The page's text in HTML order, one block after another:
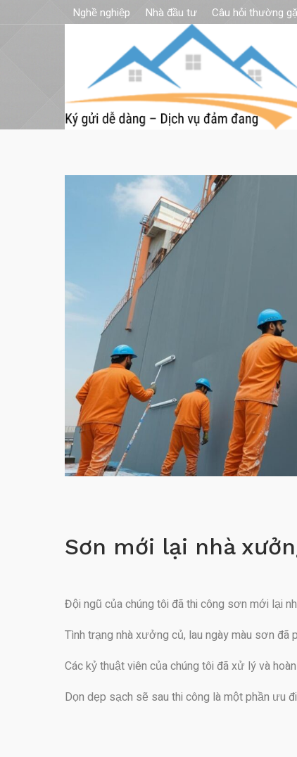
Nghề nghiệp Nhà đầu tư Câu hỏi thường
Sơn mới lại nhà
Đội ngũ của chúng tôi đã thi công sơn mới lại
Tình trạng nhà xưởng củ, lau ngày màu sơn đã
Các kỷ thuật viên của chúng tôi đã xử lý và
Dọn dẹp sạch sẽ sau thi công là một phần ưu